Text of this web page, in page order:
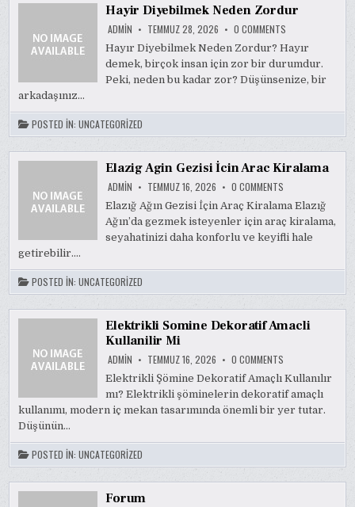
Hayir Diyebilmek Neden Zordur
ADMIN TEMMUZ 28, 2026 0 COMMENTS
DIYEBILMEK
NEDEN
ZORDUR
Hayır Diyebilmek Neden Zordur? Hayır
demek, birçok insan için zor bir durumdur.
Peki, neden bu kadar zor? Düşünsenize, bir
arkadaşınız…
POSTED IN:UNCATEGORIZED
Elazig Agin Gezisi İcin Arac Kiralama
ADMIN TEMMUZ 16, 2026 0 COMMENTS
AGIN
GEZISI
İCIN
ARAC
KIRALAMA
Elazığ Ağın Gezisi İçin Araç Kiralama Elazığ
Ağın’da gezmek isteyenler için araç kiralama,
seyahatinizi daha konforlu ve keyifli hale
getirebilir….
POSTED IN:UNCATEGORIZED
Elektrikli Somine Dekoratif Amacli
Kullanilir Mi
ADMIN TEMMUZ 16, 2026 0 COMMENTS
SOMINE
DEKORATIF
AMACLI
KULLANILIR
MI
Elektrikli Şömine Dekoratif Amaçlı Kullanılır
mı? Elektrikli şöminelerin dekoratif amaçlı
kullanımı, modern iç mekan tasarımında önemli bir yer tutar.
Düşünün…
POSTED IN:UNCATEGORIZED
Forum